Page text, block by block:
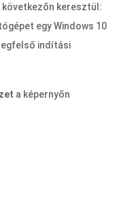
keresztül:
egy Windows 10
indítási
a képernyőn